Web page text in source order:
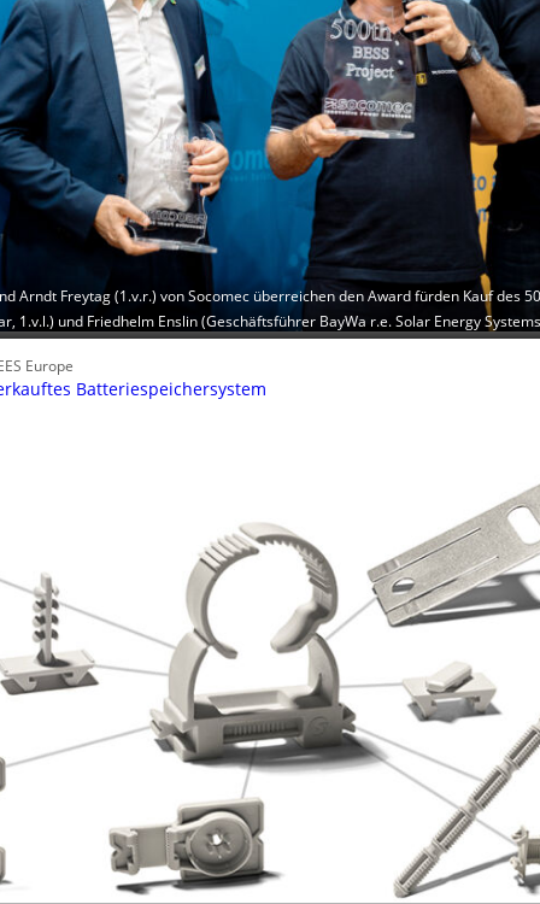
Arndt Freytag (1.v.r.) von Socomec überreichen den Award fürden Kauf des
1.v.l.) und Friedhelm Enslin (Geschäftsführer BayWa r.e. Solar Energy
Europe
Batteriespeichersystem